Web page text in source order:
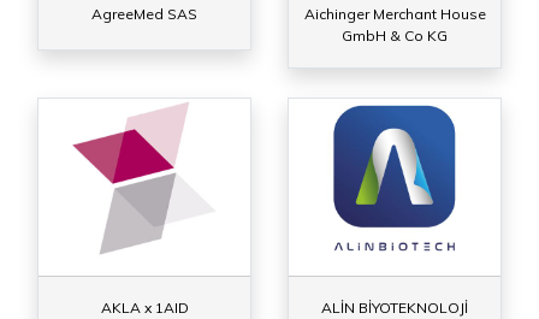
AgreeMed SAS
Aichinger Merchant House
GmbH & Co KG
AKLA x 1AID
ALİN BİYOTEKNOLOJİ